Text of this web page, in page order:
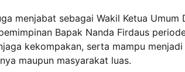
menjabat sebagai Wakil Ketua Umum
Bapak Nanda Firdaus
kekompakan, serta mampu
maupun masyarakat luas.